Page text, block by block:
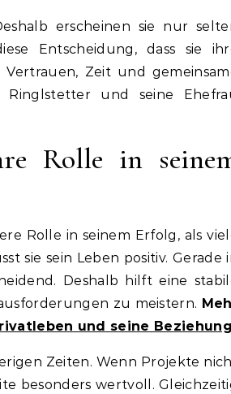
erscheinen sie nur
Entscheidung, dass sie
Zeit und
Ringlstetter und seine
Rolle in
Rolle in seinem Erfolg, als
sie sein Leben positiv. Gerade
Deshalb hilft eine
zu meistern.
und seine Beziehung
Zeiten. Wenn Projekte
besonders wertvoll.